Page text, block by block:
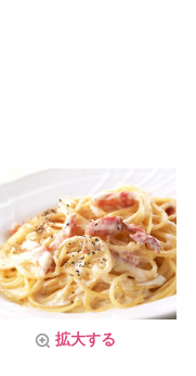
拡大する